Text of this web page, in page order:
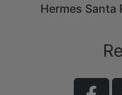
Hermes Santa